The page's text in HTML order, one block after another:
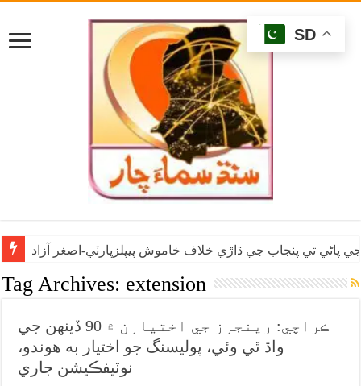
پاڻي تي پنجاب جي ڌاڙي خلاف خاموش پيپلزپارٽي-اصغر آزاد
Tag Archives: extension
ڪراچي: رينجرز جي اختيارن ۾ 90 ڏينهن جي
واڌ ٿي وئي، پوليسنگ جو اختيار به هوندو،
نوٽيفڪيشن جاري
SD